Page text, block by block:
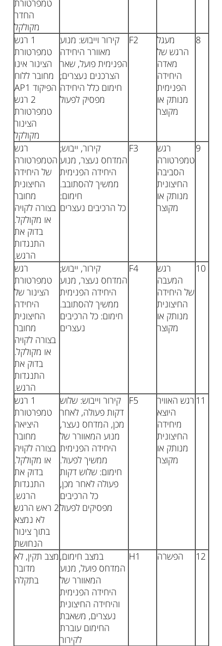
טמפרטורת
החדר
מקולקל
8
מעגל
הרגש של
מאדה
היחידה
הפנימית
מנותק או
מקוצר
F2
קירור וייבוש: מנוע
מאוורר היחידה
הפנימית פועל, שאר
הצרכנים נעצרים;
חימום כלל היחידה
מפסיק לפעול
1 רגש
טמפרטורת
הצינור אינו
מחובר ללוח
הפיקוד AP1
2 רגש
טמפרטורת
הצינור
מקולקל
9
רגש
טמפרטורה
הסביבה
החיצונית
מנותק או
מקוצר
F3
קירור, ייבוש;
המדחס נעצר, מנוע
היחידה הפנימית
ממשיך להסתובב.
חימום:
כל הרכיבים נעצרים
רגש
הטמפרטורה
של היחידה
החיצונית
מחובר
בצורה לקויה
או מקולקל.
בדוק את
התנגדות
הרגש.
10
רגש
המעבה
של היחידה
החיצונית
מנותק או
מקוצר
F4
קירור, ייבוש;
המדחס נעצר, מנוע
היחידה הפנימית
ממשיך להסתובב.
חימום: כל הרכיבים
נעצרים
רגש
טמפרטורת
הצינור של
היחידה
החיצונית
מחובר
בצורה לקויה
או מקולקל.
בדוק את
התנגדות
הרגש.
11 רגש האוויר
היוצא
מיחידה
החיצונית
מנותק או
מקוצר
F5
קירור וייבוש: שלוש
דקות פעולה, לאחר
מכן, המדחס נעצר,
מנוע המאוורר של
היחידה הפנימית
ממשיך לפעול.
חימום: שלוש דקות
פעולה לאחר מכן,
כל הרכיבים
מפסיקים לפעול
1 רגש
טמפרטורת
היציאה
מחובר
בצורה לקויה
או מקולקל.
בדוק את
התנגדות
הרגש.
2 ראש הרגש
לא נמצא
בתוך צינור
הנחושת
12
הפשרה H1
במצב חימום,
המדחס פועל, מנוע
המאוורר של
היחידה הפנימית
והיחידה החיצונית
נעצרים, משאבת
החימום עוברת
לקירור
מצב תקין, לא
מדובר
בתקלה